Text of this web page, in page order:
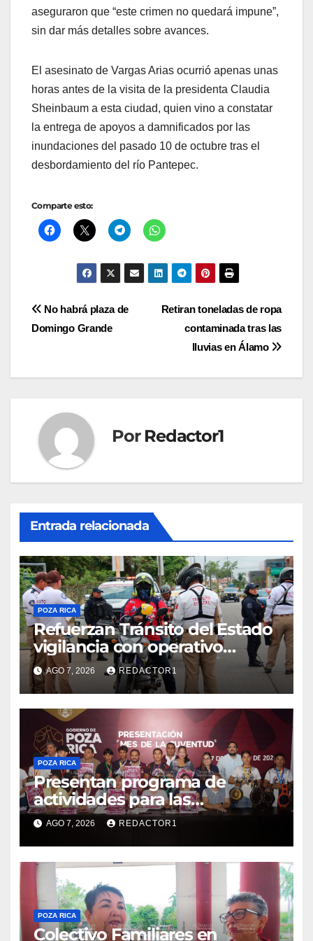
aseguraron que “este crimen no quedará impune”,
sin dar más detalles sobre avances.
El asesinato de Vargas Arias ocurrió apenas unas
horas antes de la visita de la presidenta Claudia
Sheinbaum a esta ciudad, quien vino a constatar
la entrega de apoyos a damnificados por las
inundaciones del pasado 10 de octubre tras el
desbordamiento del río Pantepec.
Comparte esto:
Navegación
entradas
Retiran toneladas de ropa
contaminada tras las
lluvias en Álamo
No habrá plaza de
Domingo Grande
Por Redactor1
Entrada relacionada
POZA RICA
Refuerzan Tránsito del Estado
vigilancia con operativo
sorpresa
AGO 7, 2026 REDACTOR1
POZA RICA
Presentan programa de
actividades para las
juventudes
AGO 7, 2026 REDACTOR1
POZA RICA
Colectivo Familiares en